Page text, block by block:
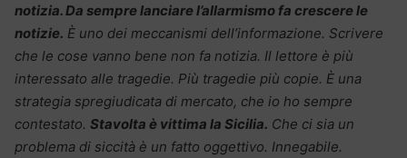
notizia. Da sempre lanciare l’allarmismo fa crescere le
notizie. È uno dei meccanismi dell’informazione. Scrivere
che le cose vanno bene non fa notizia. Il lettore è più
interessato alle tragedie. Più tragedie più copie. È una
strategia spregiudicata di mercato, che io ho sempre
contestato. Stavolta è vittima la Sicilia. Che ci sia un
problema di siccità è un fatto oggettivo. Innegabile.